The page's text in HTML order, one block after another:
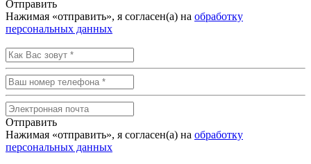
Отправить
Нажимая «отправить», я согласен(а) на обработку
персональных данных
Отправить
Нажимая «отправить», я согласен(а) на обработку
персональных данных